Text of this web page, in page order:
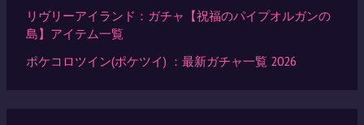
リヴリーアイランド：ガチャ【祝福のパイプオルガンの
島】アイテム一覧
ポケコロツイン(ポケツイ) ：最新ガチャ一覧 2026